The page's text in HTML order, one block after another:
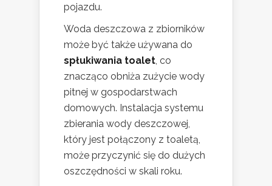
pojazdu.
Woda deszczowa z zbiorników
może być także używana do
spłukiwania toalet, co
znacząco obniża zużycie wody
pitnej w gospodarstwach
domowych. Instalacja systemu
zbierania wody deszczowej,
który jest połączony z toaletą,
może przyczynić się do dużych
oszczędności w skali roku.